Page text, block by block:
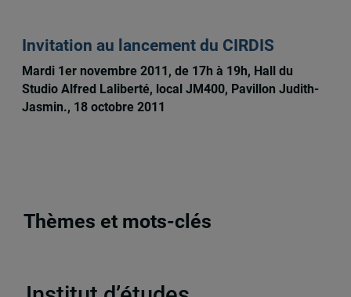
Invitation au lancement du CIRDIS
Mardi 1er novembre 2011, de 17h à 19h, Hall du
Studio Alfred Laliberté, local JM400, Pavillon Judith-
Jasmin., 18 octobre 2011
Thèmes et mots-clés